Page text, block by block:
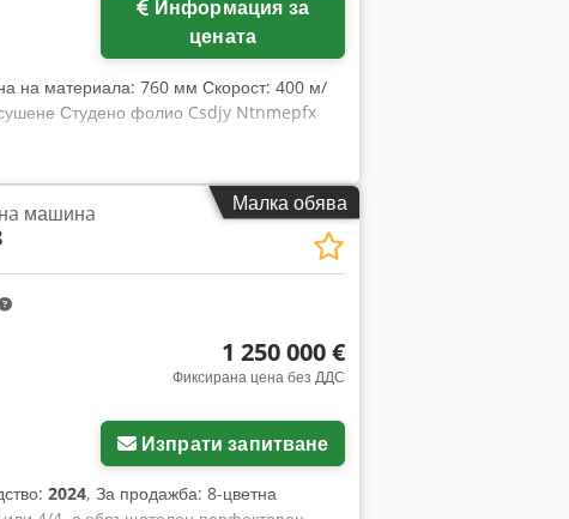
цената
на материала: 760 мм Скорост: 400 м/
Студено фолио Csdjy Ntnmepfx
Малка обява
машинa
1 250 000 €
Фиксирана цена без ДДС
Изпрати запитване
2024, За продажба: 8-цветна